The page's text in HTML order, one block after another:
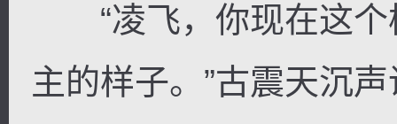
“凌飞，你现在这个
主的样子。”古震天沉